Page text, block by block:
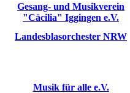
Gesang- und Musikverein
"Cäcilia" Iggingen e.V.
Landesblasorchester NRW
Musik für alle e.V.